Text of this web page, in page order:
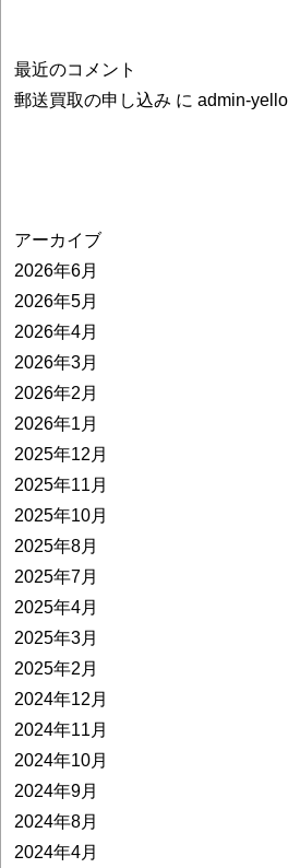
最近のコメント
郵送買取の申し込み にadmin-
アーカイブ
2026年6月
2026年5月
2026年4月
2026年3月
2026年2月
2026年1月
2025年12月
2025年11月
2025年10月
2025年8月
2025年7月
2025年4月
2025年3月
2025年2月
2024年12月
2024年11月
2024年10月
2024年9月
2024年8月
2024年4月